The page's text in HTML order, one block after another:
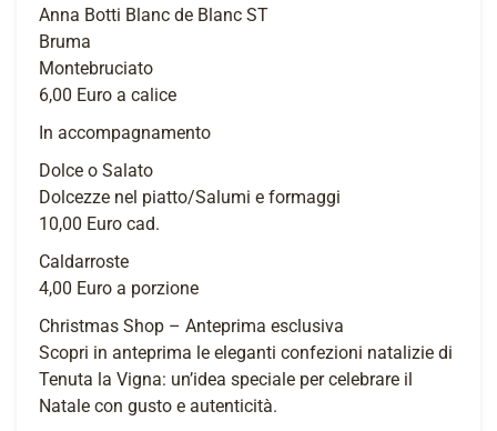
Anna Botti Blanc de Blanc ST
Bruma
Montebruciato
6,00 Euro a calice
In accompagnamento
Dolce o Salato
Dolcezze nel piatto/Salumi e formaggi
10,00 Euro cad.
Caldarroste
4,00 Euro a porzione
Christmas Shop – Anteprima esclusiva
Scopri in anteprima le eleganti confezioni natalizie di
Tenuta la Vigna: un’idea speciale per celebrare il
Natale con gusto e autenticità.